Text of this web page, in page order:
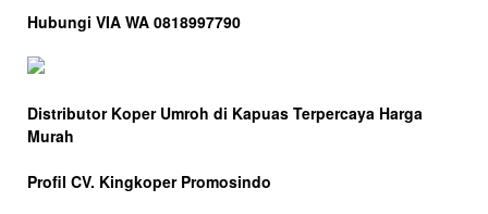
Hubungi VIA WA 0818997790
Distributor Koper Umroh di Kapuas Terpercaya Harga
Murah
Profil CV. Kingkoper Promosindo